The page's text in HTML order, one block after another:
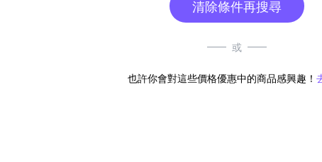
清除條件再搜尋
或
也許你會對這些價格優惠中的商品感興趣！